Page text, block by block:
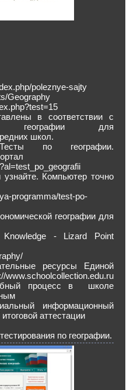
poleznye-sajty
Geography‎
в соответствии с
географии для
школ.
по географии.
Компьютер точно
programma/test-po-
географии для
Knowledge - Lizard Point
ресурсы Единой
процесс в школе
информационный
аттестации
по географии.